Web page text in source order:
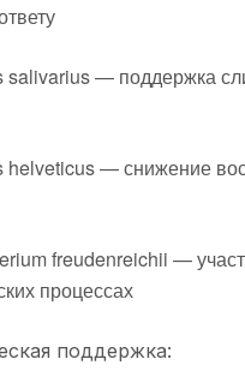
salivarius — поддержка
helveticus — снижение
freudenreichii —
процессах
поддержка: